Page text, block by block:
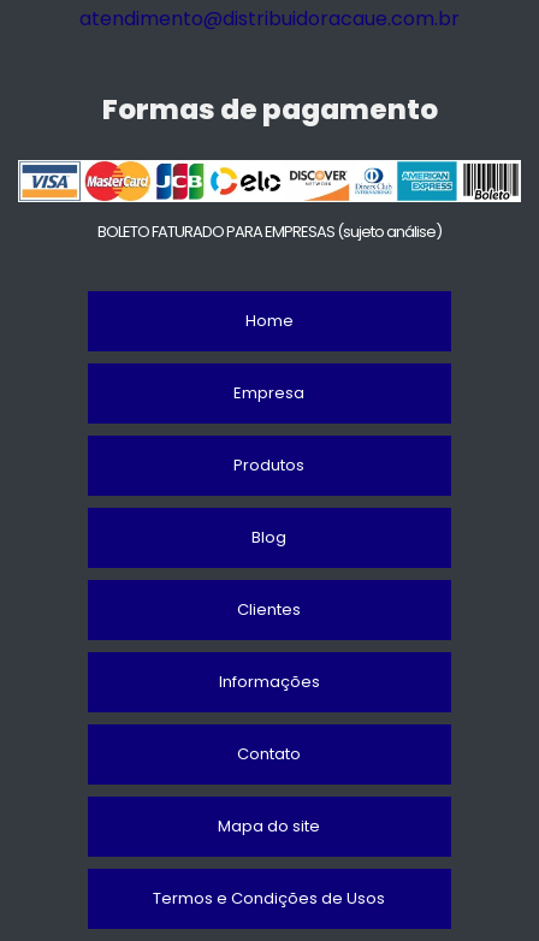
atendimento@distribuidoracaue.com.br
Formas de pagamento
BOLETO FATURADO PARA EMPRESAS(sujeto análise)
Home
Empresa
Produtos
Blog
Clientes
Informações
Contato
Mapa do site
Termos e Condições de Usos